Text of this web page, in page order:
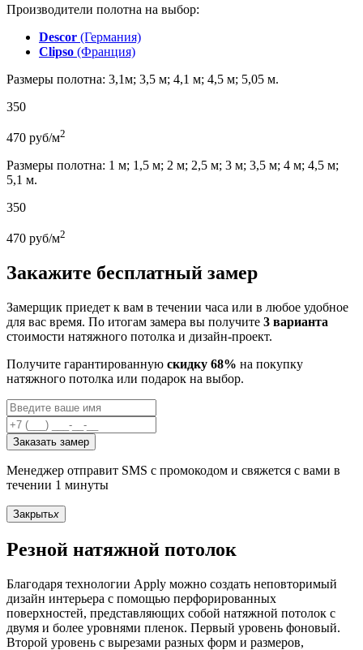
Производители полотна на выбор:
Descor (Германия)
Clipso (Франция)
Размеры полотна: 3,1м; 3,5 м; 4,1 м; 4,5 м; 5,05 м.
350
470 руб/м2
Размеры полотна: 1 м; 1,5 м; 2 м; 2,5 м; 3 м; 3,5 м; 4 м; 4,5 м;
5,1 м.
350
470 руб/м2
Закажите бесплатный замер
Замерщик приедет к вам в течении часа или в любое удобное
для вас время. По итогам замера вы получите 3 варианта
стоимости натяжного потолка и дизайн-проект.
Получите гарантированную скидку 68% на покупку
натяжного потолка или подарок на выбор.
Заказать замер
Менеджер отправит SMS с промокодом и свяжется с вами в
течении 1 минуты
Закрытьx
Резной натяжной потолок
Благодаря технологии Apply можно создать неповторимый
дизайн интерьера с помощью перфорированных
поверхностей, представляющих собой натяжной потолок с
двумя и более уровнями пленок. Первый уровень фоновый.
Второй уровень с вырезами разных форм и размеров,